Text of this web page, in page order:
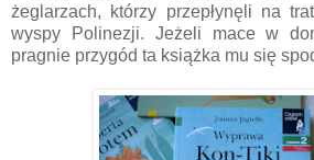
żeglarzach, którzy przepłynęli na
wyspy Polinezji. Jeżeli mace w
pragnie przygód ta książka mu się